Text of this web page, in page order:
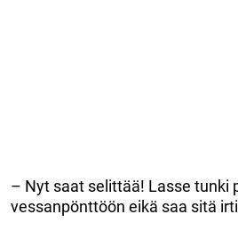
– Nyt saat selittää! Lasse tunki
vessanpönttöön eikä saa sitä